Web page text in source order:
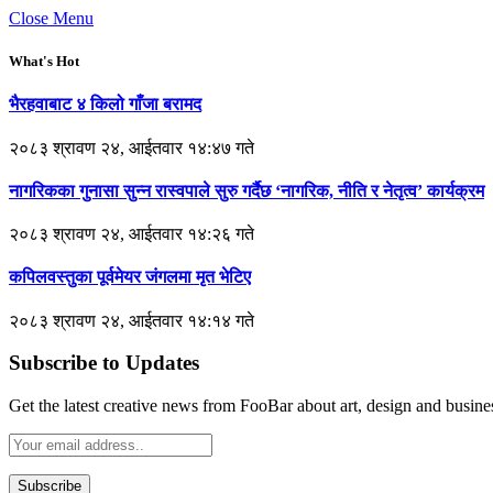
Close Menu
What's Hot
भैरहवाबाट ४ किलो गाँजा बरामद
२०८३ श्रावण २४, आईतवार १४:४७ गते
नागरिकका गुनासा सुन्न रास्वपाले सुरु गर्दैछ ‘नागरिक, नीति र नेतृत्व’ कार्यक्रम
२०८३ श्रावण २४, आईतवार १४:२६ गते
कपिलवस्तुका पूर्वमेयर जंगलमा मृत भेटिए
२०८३ श्रावण २४, आईतवार १४:१४ गते
Subscribe to Updates
Get the latest creative news from FooBar about art, design and